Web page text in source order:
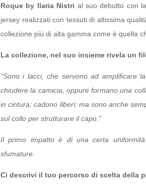
Roque by Ilaria Nistri al suo debutto con
jersey realizzati con tessuti di altissima
collezione più di alta gamma come è quella
La collezione, nel suo insieme rivela un
“Sono i lacci, che servono ad amplificare
chiudere la camicia, oppure formano una
in cintura; cadono liberi; ma sono anche
sul collo per strutturare il capo.”
Il primo impatto è di una certa
sfumature.
Ci descrivi il tuo percorso di scelta della